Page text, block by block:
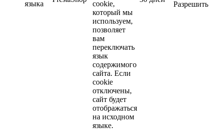
языка
cookie,
который мы
используем,
позволяет
вам
переключать
язык
содержимого
сайта. Если
cookie
отключены,
сайт будет
отображаться
на исходном
языке.
Разрешить